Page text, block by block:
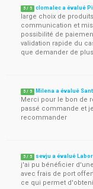
5 / 5 clomalec a évalué
large choix de
communication et
possibilité de
validation rapide du
que demander de
5 / 5 Milena a évalué
Merci pour le bon de
passé commande et
recommander
5 / 5 sevju a évalué
j'ai pu bénéficier
avec frais de port
ce qui permet